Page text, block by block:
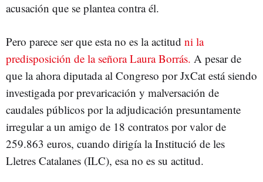
acusación que se plantea contra él.
Pero parece ser que esta no es la actitud ni la
predisposición de la señora Laura Borrás. A pesar de
que la ahora diputada al Congreso por JxCat está siendo
investigada por prevaricación y malversación de
caudales públicos por la adjudicación presuntamente
irregular a un amigo de 18 contratos por valor de
259.863 euros, cuando dirigía la Institució de les
Lletres Catalanes (ILC), esa no es su actitud.